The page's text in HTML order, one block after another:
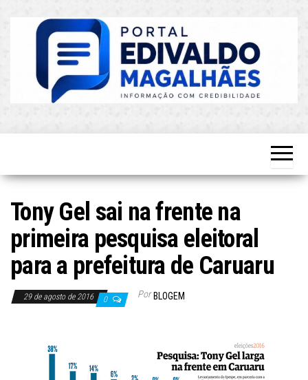
Atualizado!
Tony Gel sai na frente na
primeira pesquisa eleitoral
para a prefeitura de Caruaru
29 de agosto de 2016 0 Por BLOGEM